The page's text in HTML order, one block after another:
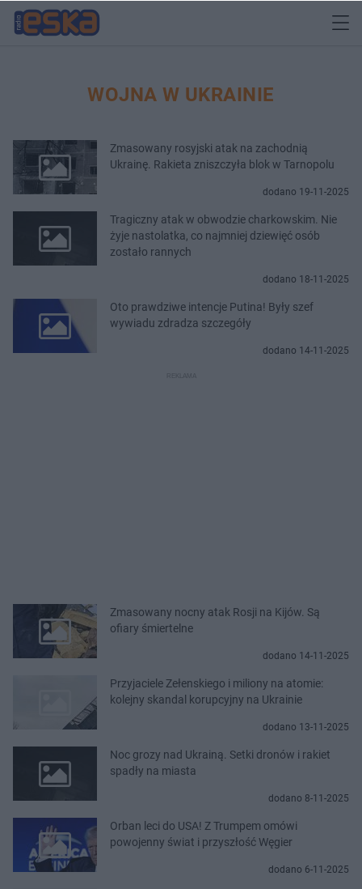
WOJNA W UKRAINIE
Zmasowany rosyjski atak na zachodnią
Ukrainę. Rakieta zniszczyła blok w Tarnopolu
dodano 19-11-2025
Tragiczny atak w obwodzie charkowskim. Nie
żyje nastolatka, co najmniej dziewięć osób
zostało rannych
dodano 18-11-2025
Oto prawdziwe intencje Putina! Były szef
wywiadu zdradza szczegóły
dodano 14-11-2025
Zmasowany nocny atak Rosji na Kijów. Są
ofiary śmiertelne
dodano 14-11-2025
Przyjaciele Zełenskiego i miliony na atomie:
kolejny skandal korupcyjny na Ukrainie
dodano 13-11-2025
Noc grozy nad Ukrainą. Setki dronów i rakiet
spadły na miasta
dodano 8-11-2025
Orban leci do USA! Z Trumpem omówi
powojenny świat i przyszłość Węgier
dodano 6-11-2025